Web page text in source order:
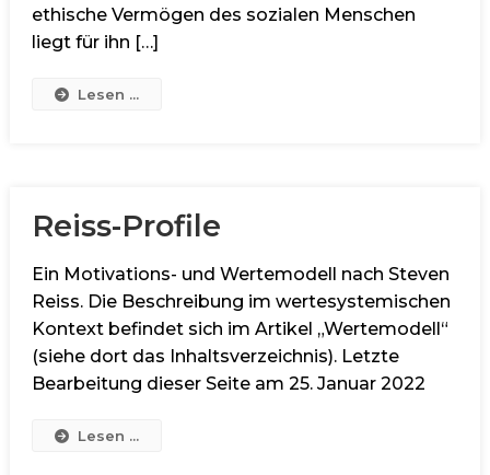
ethische Vermögen des sozialen Menschen
liegt für ihn […]
Lesen ...
Reiss-Profile
Ein Motivations- und Wertemodell nach Steven
Reiss. Die Beschreibung im wertesystemischen
Kontext befindet sich im Artikel „Wertemodell“
(siehe dort das Inhaltsverzeichnis). Letzte
Bearbeitung dieser Seite am 25. Januar 2022
Lesen ...